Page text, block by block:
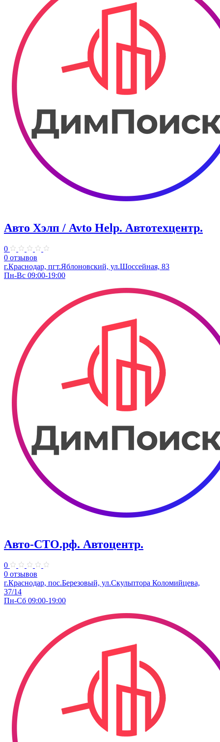
Авто Хэлп / Avto Help. Автотехцентр.
0
0 отзывов
г.Краснодар, пгт.Яблоновский, ул.Шоссейная, 83
Пн-Вс 09:00-19:00
Авто-СТО.рф. Автоцентр.
0
0 отзывов
г.Краснодар, пос.Березовый, ул.Скульптора Коломийцева,
37/14
Пн-Сб 09:00-19:00